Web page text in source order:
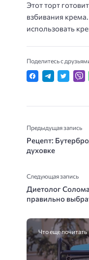
Этот торт
взбивания
использовать
Поделитесь с
Предыдущая запись
Рецепт:
духовке
Следующая запись
Диетолог
правильно
Что еще почитать